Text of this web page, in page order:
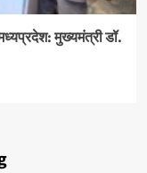
मुख्यमंत्री डॉ.